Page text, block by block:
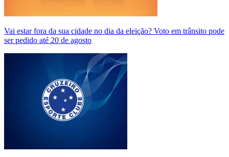
Vai estar fora da sua cidade no dia da eleição? Voto em trânsito pode
ser pedido até 20 de agosto